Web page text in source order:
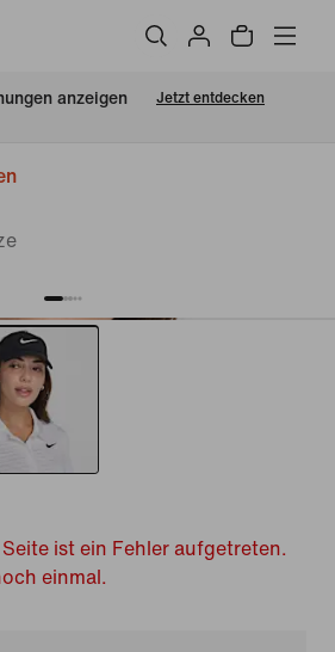
anzeigen Jetzt entdecken
ist ein Fehler aufgetreten.
einmal.